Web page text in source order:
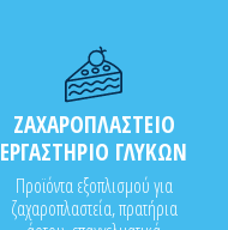
ΖΑΧΑΡΟΠΛΑΣΤΕΙΟ
ΕΡΓΑΣΤΗΡΙΟ ΓΛΥΚΩΝ
Προϊόντα εξοπλισμού για
ζαχαροπλαστεία, πρατήρια